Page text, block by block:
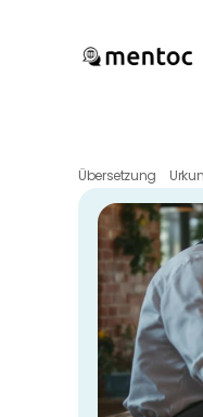
Übersetzung